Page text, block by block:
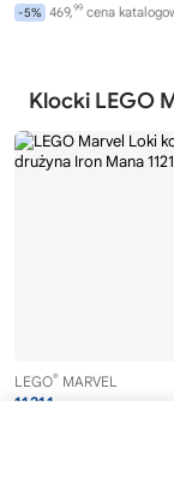
-5% 469,99 cena
Klocki LEGO
LEGO® MARVEL
11211